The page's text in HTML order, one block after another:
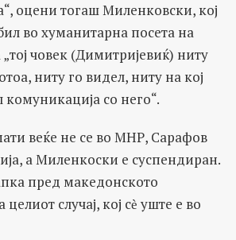
оцени тогаш Миленковски, кој
во хуманитарна посета на
човек (Димитријевиќ) ниту
ниту го видел, ниту на кој
со него“.
веќе не се во МНР, Сарафов
а Миленкоски е суспендиран.
пред македонското
случај, кој сѐ уште е во